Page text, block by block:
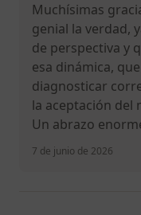
Muchísimas
genial la verdad,
de perspectiva y
esa dinámica,
diagnosticar
la aceptación del
Un abrazo
7 de junio de 2026